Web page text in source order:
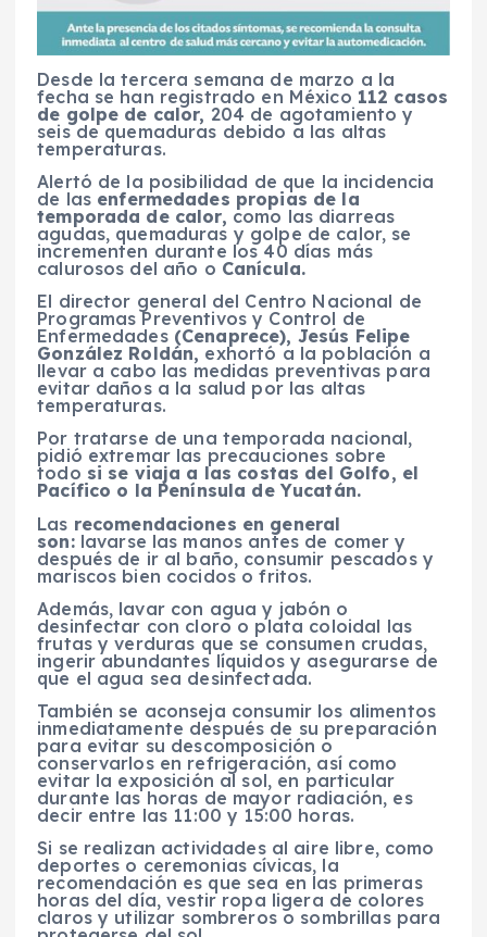
Desde la tercera semana de marzo a la
fecha se han registrado en México 112 casos
de golpe de calor, 204 de agotamiento y
seis de quemaduras debido a las altas
temperaturas.
Alertó de la posibilidad de que la incidencia
de las enfermedades propias de la
temporada de calor, como las diarreas
agudas, quemaduras y golpe de calor, se
incrementen durante los 40 días más
calurosos del año o Canícula.
El director general del Centro Nacional de
Programas Preventivos y Control de
Enfermedades (Cenaprece), Jesús Felipe
González Roldán, exhortó a la población a
llevar a cabo las medidas preventivas para
evitar daños a la salud por las altas
temperaturas.
Por tratarse de una temporada nacional,
pidió extremar las precauciones sobre
todo si se viaja a las costas del Golfo, el
Pacífico o la Península de Yucatán.
Las recomendaciones en general
son:lavarse las manos antes de comer y
después de ir al baño, consumir pescados y
mariscos bien cocidos o fritos.
Además, lavar con agua y jabón o
desinfectar con cloro o plata coloidal las
frutas y verduras que se consumen crudas,
ingerir abundantes líquidos y asegurarse de
que el agua sea desinfectada.
También se aconseja consumir los alimentos
inmediatamente después de su preparación
para evitar su descomposición o
conservarlos en refrigeración, así como
evitar la exposición al sol, en particular
durante las horas de mayor radiación, es
decir entre las 11:00 y 15:00 horas.
Si se realizan actividades al aire libre, como
deportes o ceremonias cívicas, la
recomendación es que sea en las primeras
horas del día, vestir ropa ligera de colores
claros y utilizar sombreros o sombrillas para